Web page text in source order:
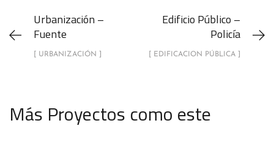
Urbanización –
Fuente
[ URBANIZACIÓN ]
Edificio Público –
Policía
[ EDIFICACION PÚBLICA ]
Más Proyectos como este